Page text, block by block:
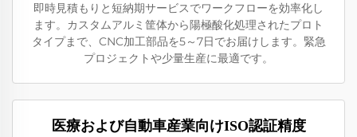
即時見積もりと短納期サービスでワークフローを効率化し
ます。カスタムアルミ筐体から陽極酸化処理されたプロト
タイプまで、CNC加工部品を5～7日でお届けします。緊急
プロジェクトや少量生産に最適です。
医療および自動車産業向けISO認証精度